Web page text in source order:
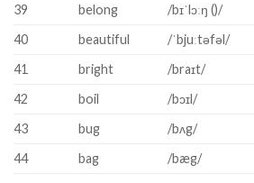
39
belong /bɪˈlɔːŋ ()/
40
beautiful /ˈbjuːtəfəl/
41
bright /braɪt/
42
boil /bɔɪl/
43
bug /bʌg/
44
bag /bæg/